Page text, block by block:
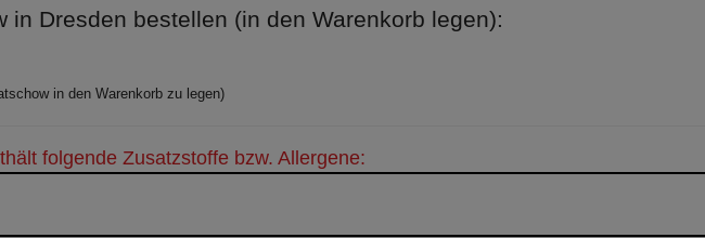
in Dresden bestellen (in den Warenkorb legen):
in den Warenkorb zu legen)
folgende Zusatzstoffe bzw. Allergene: